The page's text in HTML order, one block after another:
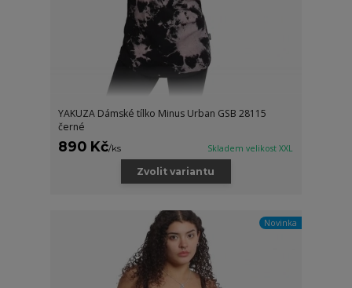
YAKUZA Dámské tílko Minus Urban GSB 28115
černé
890 Kč/ks Skladem velikost XXL
Zvolit variantu
Novinka